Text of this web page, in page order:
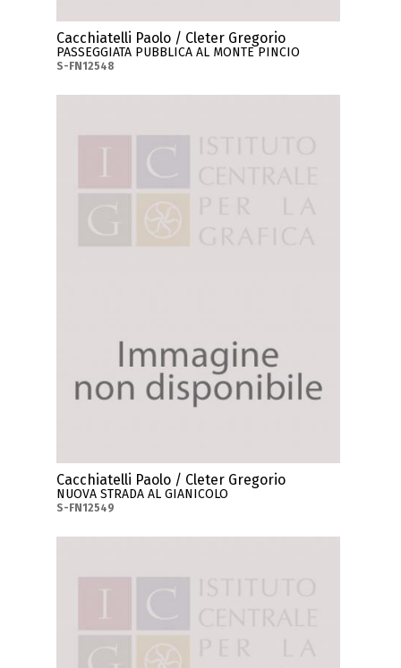
Cacchiatelli Paolo / Cleter Gregorio
PASSEGGIATA PUBBLICA AL MONTE PINCIO
S-FN12548
Cacchiatelli Paolo / Cleter Gregorio
NUOVA STRADA AL GIANICOLO
S-FN12549